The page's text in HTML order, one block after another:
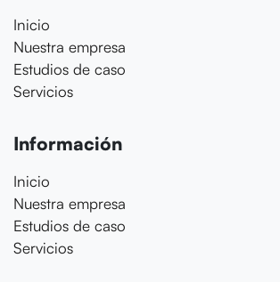
Inicio
Nuestra empresa
Estudios de caso
Servicios
Información
Inicio
Nuestra empresa
Estudios de caso
Servicios